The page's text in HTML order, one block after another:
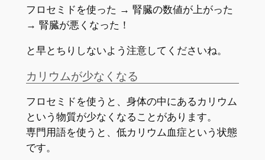
フロセミドを使った → 腎臓の数値が上がった
→ 腎臓が悪くなった！
と早とちりしないよう注意してくださいね。
カリウムが少なくなる
フロセミドを使うと、身体の中にあるカリウム
という物質が少なくなることがあります。
専門用語を使うと、低カリウム血症という状態
です。